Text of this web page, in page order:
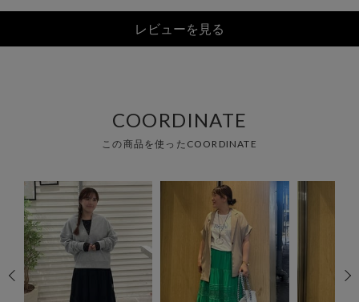
レビューを見る
COORDINATE
この商品を使ったCOORDINATE